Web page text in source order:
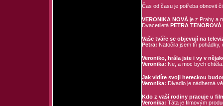
Čas od času je potřeba obnovit
VERONIKA NOVÁ je z Prahy a
Dvacetiletá PETRA TENOROVÁ
Vaše tváře se objevují na
Petra: Natočila jsem tři
Veroniko, hrála jste i vy v
Veronika: Ne, a moc bych
Jak vidíte svoji hereckou
Veronika: Divadlo je nádherná
Kdo z vaší rodiny pracuje u
Veronika: Táta je filmovým